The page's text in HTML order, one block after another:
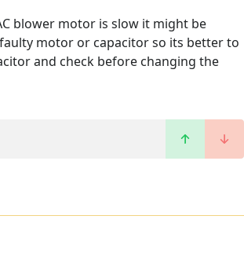
blower motor is slow it might be
motor or capacitor so its better to
and check before changing the